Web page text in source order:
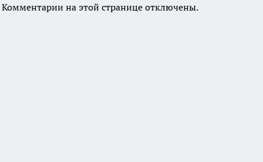
Комментарии на этой странице отключены.